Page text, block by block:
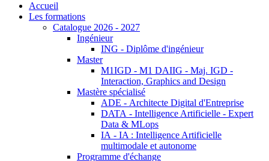
Accueil
Les formations
Catalogue 2026 - 2027
Ingénieur
ING - Diplôme d'ingénieur
Master
M1IGD - M1 DAIIG - Maj. IGD -
Interaction, Graphics and Design
Mastère spécialisé
ADE - Architecte Digital d'Entreprise
DATA - Intelligence Artificielle - Expert
Data & MLops
IA - IA : Intelligence Artificielle
multimodale et autonome
Programme d'échange